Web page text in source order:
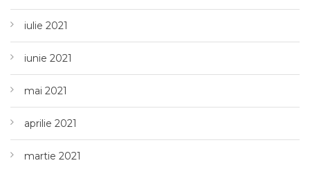
iulie 2021
iunie 2021
mai 2021
aprilie 2021
martie 2021